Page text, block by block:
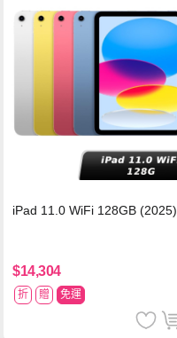
iPad 11.0 WiFi 128GB (2025)
$14,304
折 贈 免運